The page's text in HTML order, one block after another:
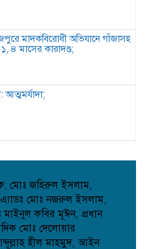
মাদকবিরোধী অভিযানে গাঁজাসহ
৪ মাসের কারাদণ্ড;
আত্মমর্যাদা;
আনন্দ ও বিজয় মিছিল;
বান্দাইখাড়া টেকনিক্যাল অ্যান্ড
জুলাই গণঅভ্যুত্থান দিবস
মোঃ জহিরুল ইসলাম,
এ্যাডঃ মোঃ নজরুল ইসলাম,
মাইনুল কবির মূঈন, প্রধান
মোঃ দেলোয়ার
হীল মাহমুদ, আইন